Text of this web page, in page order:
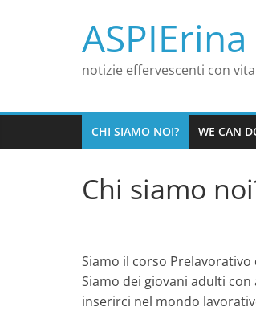
notizie effervescenti con
CHI SIAMO NOI? WE CAN
Chi siamo
Siamo il corso Prelavorativo
Siamo dei giovani adulti
inserirci nel mondo